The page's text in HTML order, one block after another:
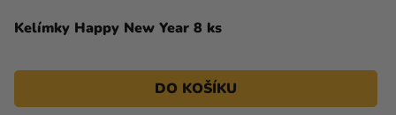
Kelímky Happy New Year 8 ks
DO KOŠÍKU